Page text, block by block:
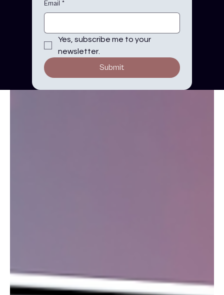
Email *
Yes, subscribe me to your
newsletter.
Submit